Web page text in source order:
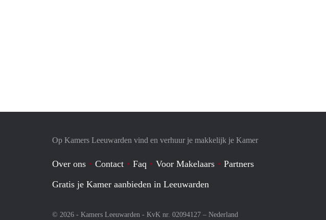
Op Kamers Leeuwarden vind en verhuur je makkelijk je Kamer
Over ons Contact Faq Voor Makelaars
Partners
Gratis je Kamer aanbieden in Leeuwarden
© 2026 - Kamers Leeuwarden - KvK nr. 02094127 – Nederland